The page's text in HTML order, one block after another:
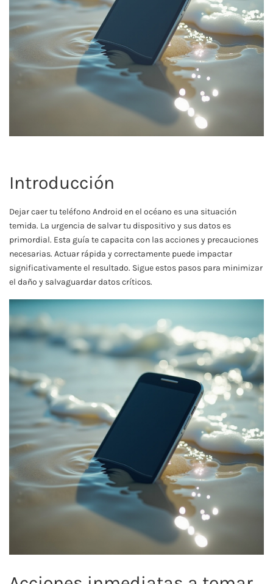
Introducción
Dejar caer tu teléfono Android en el océano es una situación
temida. La urgencia de salvar tu dispositivo y sus datos es
primordial. Esta guía te capacita con las acciones y precauciones
necesarias. Actuar rápida y correctamente puede impactar
significativamente el resultado. Sigue estos pasos para minimizar
el daño y salvaguardar datos críticos.